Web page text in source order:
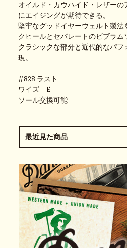
オイルド・カウハイド・レザー
にエイジングが期待できる。
堅牢なグッドイヤーウェルト製法
クヒールとセパレートのビブラム
クラシックな部分と近代的なパフ
現。
#828 ラスト
ワイズ E
ソール交換可能
最近見た商品